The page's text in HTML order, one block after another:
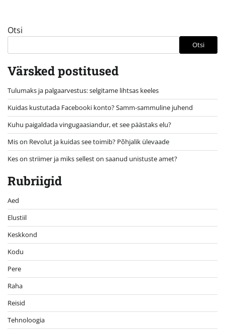
Otsi
Otsi
Värsked postitused
Tulumaks ja palgaarvestus: selgitame lihtsas keeles
Kuidas kustutada Facebooki konto? Samm-sammuline juhend
Kuhu paigaldada vingugaasiandur, et see päästaks elu?
Mis on Revolut ja kuidas see toimib? Põhjalik ülevaade
Kes on striimer ja miks sellest on saanud unistuste amet?
Rubriigid
Aed
Elustiil
Keskkond
Kodu
Pere
Raha
Reisid
Tehnoloogia